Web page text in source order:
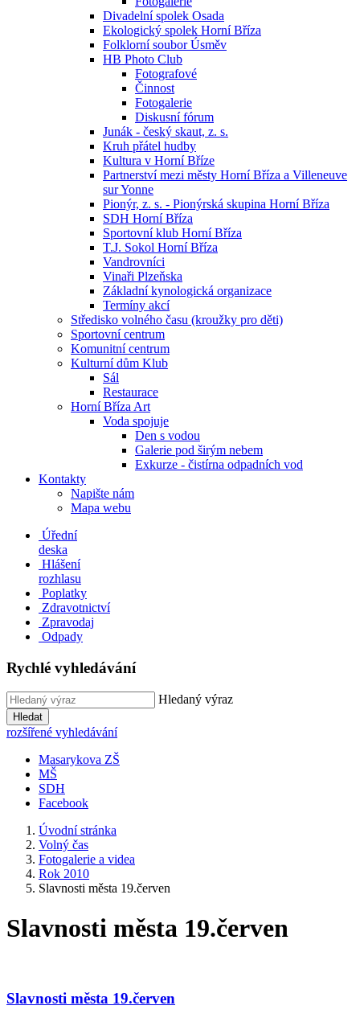
Divadelní spolek Osada
Ekologický spolek Horní Bříza
Folklorní soubor Úsměv
HB Photo Club
Fotografové
Činnost
Fotogalerie
Diskusní fórum
Junák - český skaut, z. s.
Kruh přátel hudby
Kultura v Horní Bříze
Partnerství mezi městy Horní Bříza a Villeneuve
sur Yonne
Pionýr, z. s. - Pionýrská skupina Horní Bříza
SDH Horní Bříza
Sportovní klub Horní Bříza
T.J. Sokol Horní Bříza
Vandrovníci
Vinaři Plzeňska
Základní kynologická organizace
Termíny akcí
Středisko volného času (kroužky pro děti)
Sportovní centrum
Komunitní centrum
Kulturní dům Klub
Sál
Restaurace
Horní Bříza Art
Voda spojuje
Den s vodou
Galerie pod širým nebem
Exkurze - čistírna odpadních vod
Kontakty
Napište nám
Mapa webu
Úřední
deska
Hlášení
rozhlasu
Poplatky
Zdravotnictví
Zpravodaj
Odpady
Rychlé vyhledávání
Hledaný výraz
Hledat
rozšířené vyhledávání
Masarykova ZŠ
MŠ
SDH
Facebook
Úvodní stránka
Volný čas
Fotogalerie a videa
Rok 2010
Slavnosti města 19.červen
Slavnosti města 19.červen
Slavnosti města 19.červen